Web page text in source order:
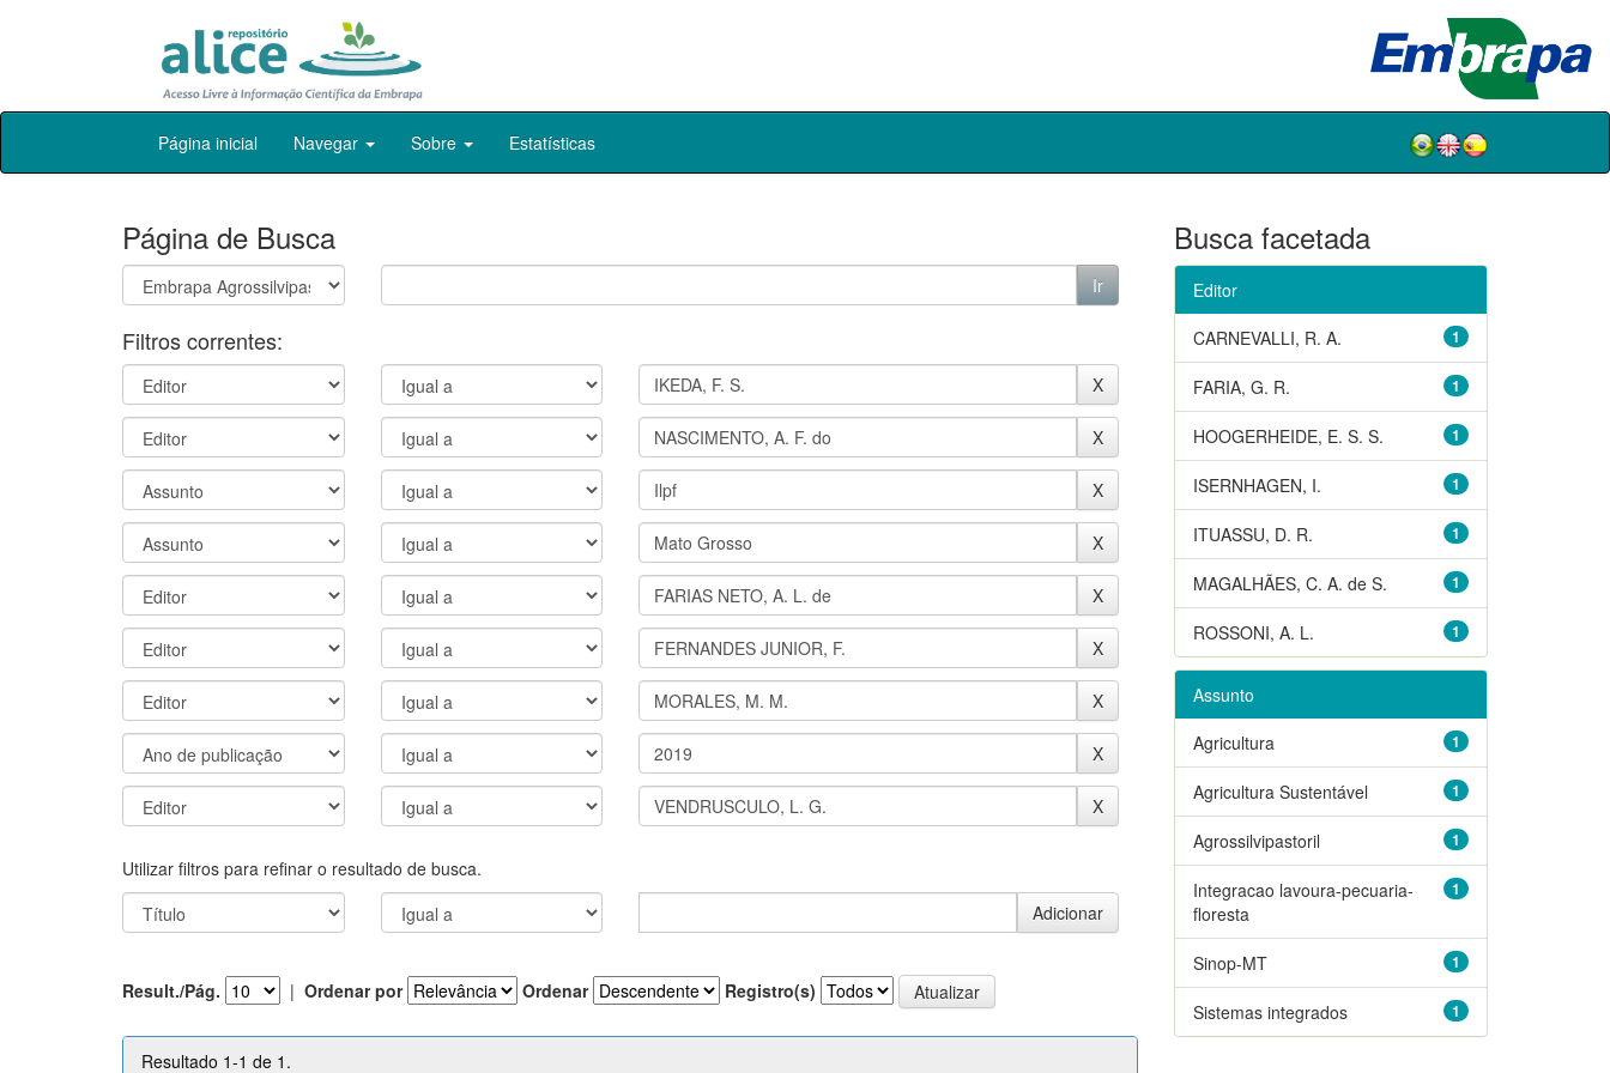
Skip
Página inicial Navegar Sobre Estatísticas
Página de Busca
Filtros correntes:
Utilizar filtros para refinar o resultado de busca.
Result./Pág. | Ordenar por Ordenar Registro(s)
Resultado 1-1 de 1.
Busca facetada
Editor
1
CARNEVALLI, R. A.
1
FARIA, G. R.
1
HOOGERHEIDE, E. S. S.
1
ISERNHAGEN, I.
1
ITUASSU, D. R.
1
MAGALHÃES, C. A. de S.
1
ROSSONI, A. L.
Assunto
1
Agricultura
1
Agricultura Sustentável
1
Agrossilvipastoril
1
Integracao lavoura-pecuaria-
floresta
1
Sinop-MT
1
Sistemas integrados